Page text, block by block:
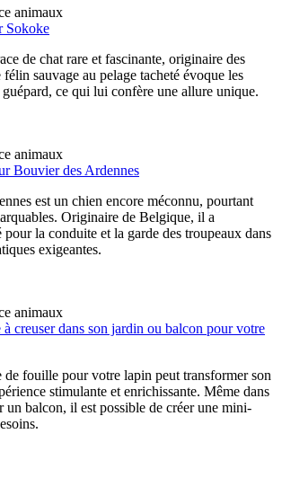
animaux
Sokoke
de chat rare et fascinante, originaire des
sauvage au pelage tacheté évoque les
ce qui lui confère une allure unique.
animaux
Bouvier des Ardennes
est un chien encore méconnu, pourtant
Originaire de Belgique, il a
la conduite et la garde des troupeaux dans
exigeantes.
animaux
creuser dans son jardin ou balcon pour votre
de fouille pour votre lapin peut transformer son
stimulante et enrichissante. Même dans
un balcon, il est possible de créer une mini-